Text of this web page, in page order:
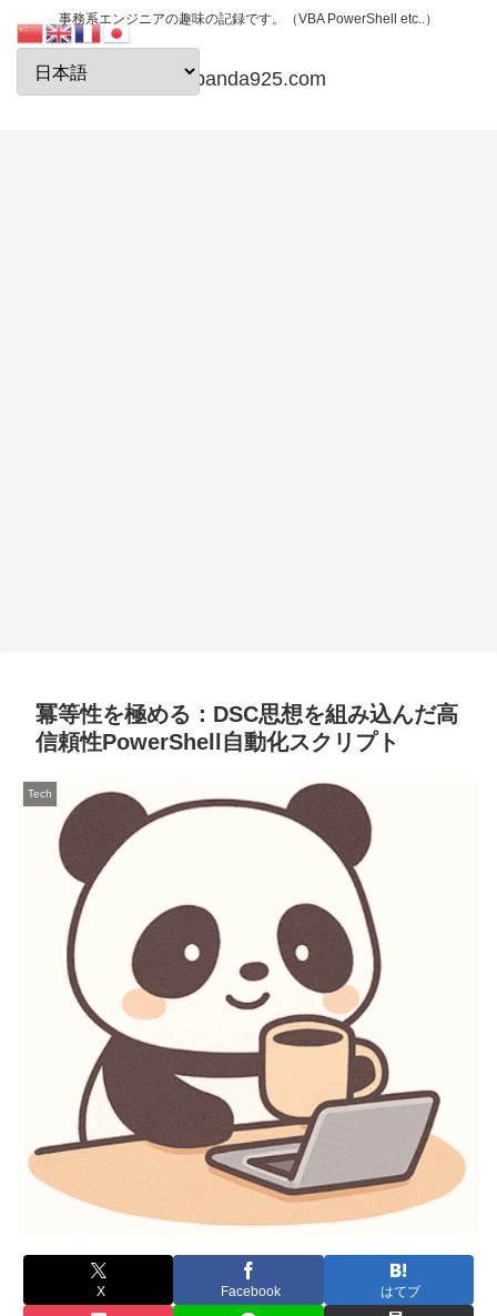
事務系エンジニアの趣味の記録です。（VBA PowerShell etc..）
papanda925.com
冪等性を極める：DSC思想を組み込んだ高
信頼性PowerShell自動化スクリプト
Tech
X Facebook はてブ